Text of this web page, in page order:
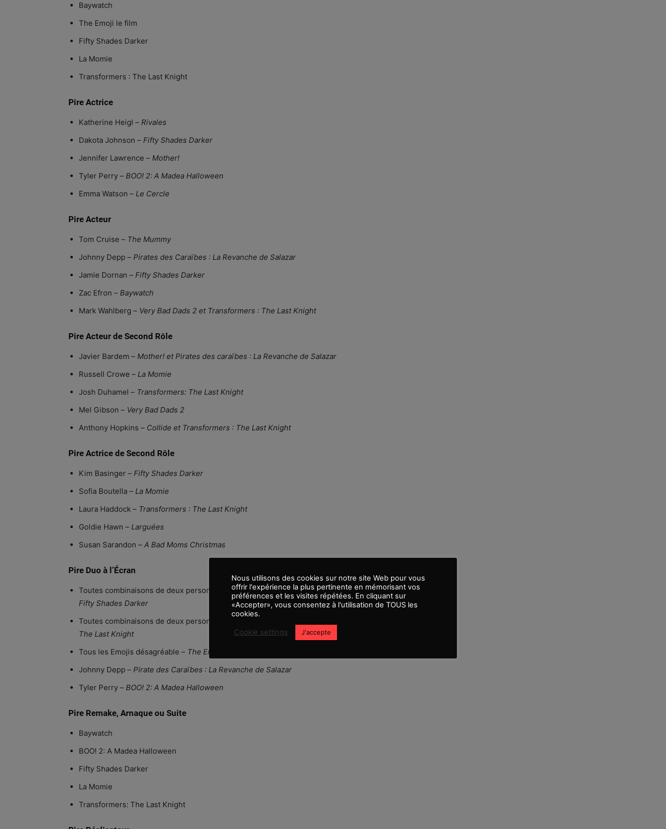
Baywatch
The Emoji le film
Fifty Shades Darker
La Momie
Transformers : The Last Knight
Pire Actrice
Katherine Heigl – Rivales
Dakota Johnson – Fifty Shades Darker
Jennifer Lawrence – Mother!
Tyler Perry – BOO! 2: A Madea Halloween
Emma Watson – Le Cercle
Pire Acteur
Tom Cruise – The Mummy
Johnny Depp – Pirates des Caraïbes : La Revanche de Salazar
Jamie Dornan – Fifty Shades Darker
Zac Efron – Baywatch
Mark Wahlberg – Very Bad Dads 2 et Transformers : The Last Knight
Pire Acteur de Second Rôle
Javier Bardem – Mother! et Pirates des caraïbes : La Revanche de Salazar
Russell Crowe – La Momie
Josh Duhamel – Transformers: The Last Knight
Mel Gibson – Very Bad Dads 2
Anthony Hopkins – Collide et Transformers : The Last Knight
Pire Actrice de Second Rôle
Kim Basinger – Fifty Shades Darker
Sofia Boutella – La Momie
Laura Haddock – Transformers : The Last Knight
Goldie Hawn – Larguées
Susan Sarandon – A Bad Moms Christmas
Pire Duo à l’Écran
Toutes combinaisons de deux personnages, deux sextoys ou deux positions sexuelle –
Fifty Shades Darker
Toutes combinaisons de deux personnages, deux robots ou deux explosions –
The Last Knight
Tous les Emojis désagréable – The Emoji Movie
Johnny Depp – Pirate des Caraïbes : La Revanche de Salazar
Tyler Perry – BOO! 2: A Madea Halloween
Pire Remake, Arnaque ou Suite
Baywatch
BOO! 2: A Madea Halloween
Fifty Shades Darker
La Momie
Transformers: The Last Knight
Nous utilisons des cookies sur notre site Web pour vous
offrir l'expérience la plus pertinente en mémorisant vos
préférences et les visites répétées. En cliquant sur
«Accepter», vous consentez à l'utilisation de TOUS les
cookies.
Cookie settings J'accepte